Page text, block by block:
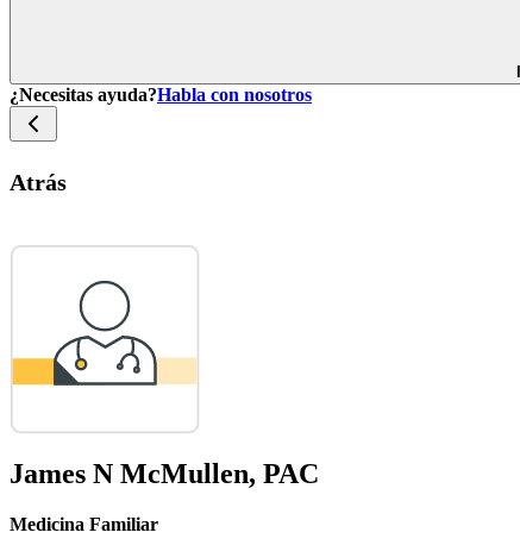
¿Necesitas ayuda?Habla con nosotros
Atrás
James N McMullen, PAC
Medicina Familiar